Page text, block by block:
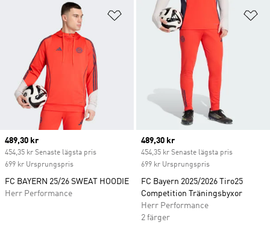
Lägg till på önskelistan
Current price
489,30 kr
454,35 kr Senaste lägsta pris
699 kr Ursprungspris
FC BAYERN 25/26 SWEAT HOODIE
Herr Performance
Current price
489,30 kr
454,35 kr Senaste lägsta pris
699 kr Ursprungspris
FC Bayern 2025/2026 Tiro25
Competition Träningsbyxor
Herr Performance
2 färger